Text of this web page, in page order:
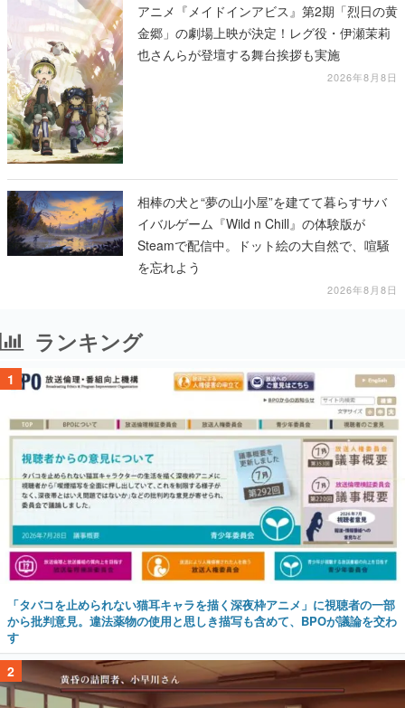
アニメ『メイドインアビス』第2期「烈日の黄
金郷」の劇場上映が決定！レグ役・伊瀬茉莉
也さんらが登壇する舞台挨拶も実施
2026年8月8日
相棒の犬と“夢の山小屋”を建てて暮らすサバ
イバルゲーム『Wild n Chill』の体験版が
Steamで配信中。ドット絵の大自然で、喧騒
を忘れよう
2026年8月8日
ランキング
1
「タバコを止められない猫耳キャラを描く深夜枠アニメ」に視聴者の一部
から批判意見。違法薬物の使用と思しき描写も含めて、BPOが議論を交わ
す
2